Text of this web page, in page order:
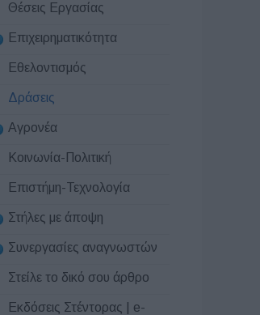
Θέσεις Εργασίας
Επιχειρηματικότητα
Εθελοντισμός
Δράσεις
Αγρονέα
Κοινωνία-Πολιτική
Επιστήμη-Τεχνολογία
Στήλες με άποψη
Συνεργασίες αναγνωστών
Στείλε το δικό σου άρθρο
Εκδόσεις Στέντορας | e-